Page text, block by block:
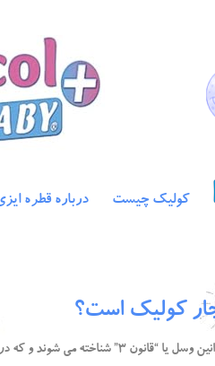
کولیک چیست درباره قطره
کولیک است؟
سه معیار ساده و دقیق هستند: